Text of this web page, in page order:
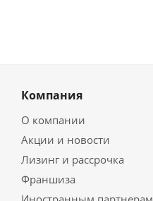
Компания
О компании
Акции и новости
Лизинг и рассрочка
Франшиза